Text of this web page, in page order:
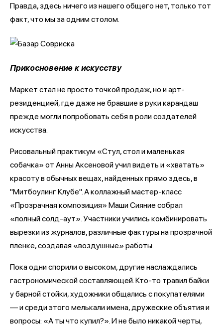
Правда, здесь ничего из нашего общего нет, только тот
факт, что мы за одним столом.
Прикосновение к искусству
Маркет стал не просто точкой продаж, но и арт-
резиденцией, где даже не бравшие в руки карандаш
прежде могли попробовать себя в роли создателей
искусства.
Рисовальный практикум «Стул, стол и маленькая
собачка» от Анны Аксеновой учил видеть и «хватать»
красоту в обычных вещах, найденных прямо здесь, в
"Митбоулинг Клубе". А коллажный мастер-класс
«Прозрачная композиция» Маши Сияние собрал
«полный солд-аут». Участники учились комбинировать
вырезки из журналов, различные фактуры на прозрачной
пленке, создавая «воздушные» работы.
Пока одни спорили о высоком, другие наслаждались
гастрономической составляющей. Кто-то травил байки
у барной стойки, художники общались с покупателями
— и среди этого мелькали имена, дружеские объятия и
вопросы: «А ты что купил?». И не было никакой черты,